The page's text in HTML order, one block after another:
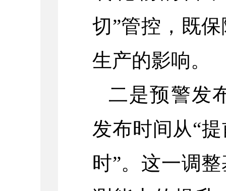
切”管控，既
生产的影响。
二是预警发
发布时间从“
时”。这一调